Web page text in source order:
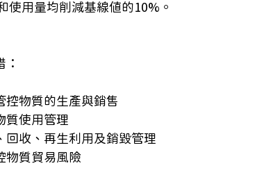
使用量均削減基線值的10%。
控物質的生產與銷售
質使用管理
回收、再生利用及銷毀管理
物質貿易風險